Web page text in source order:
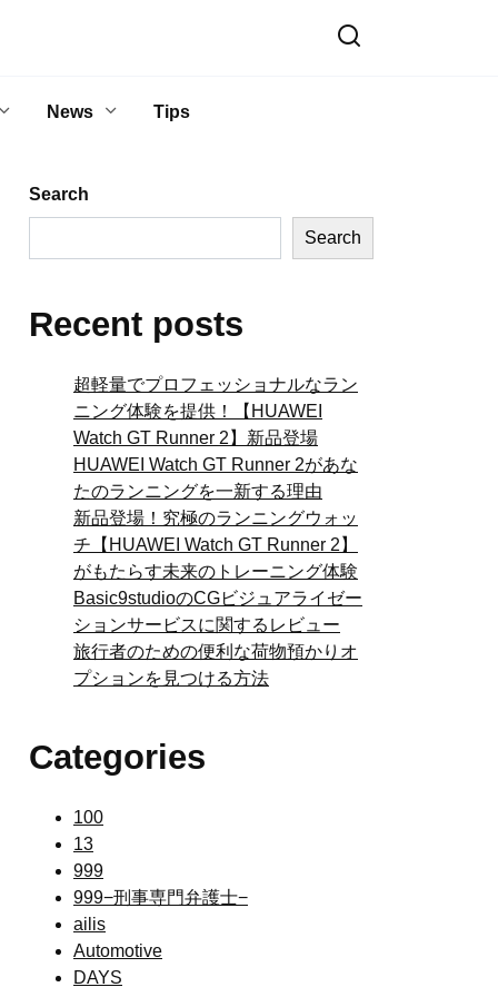
News Tips
Search
Search
Recent posts
超軽量でプロフェッショナルなラン
ニング体験を提供！【HUAWEI
Watch GT Runner 2】新品登場
HUAWEI Watch GT Runner 2があな
たのランニングを一新する理由
新品登場！究極のランニングウォッ
チ【HUAWEI Watch GT Runner 2】
がもたらす未来のトレーニング体験
Basic9studioのCGビジュアライゼー
ションサービスに関するレビュー
旅行者のための便利な荷物預かりオ
プションを見つける方法
Categories
100
13
999
999−刑事専門弁護士−
ailis
Automotive
DAYS